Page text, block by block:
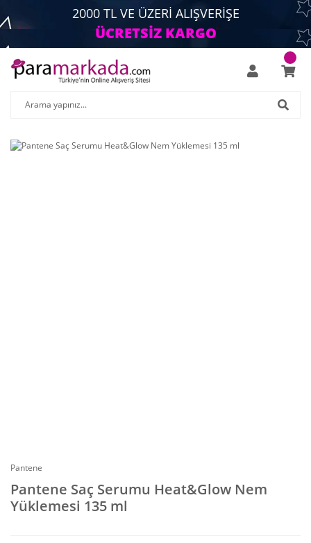
2000 TL VE ÜZERİ ALIŞVERİŞE
ÜCRETSİZ KARGO
Pantene
Pantene Saç Serumu Heat&Glow Nem
Yüklemesi 135 ml